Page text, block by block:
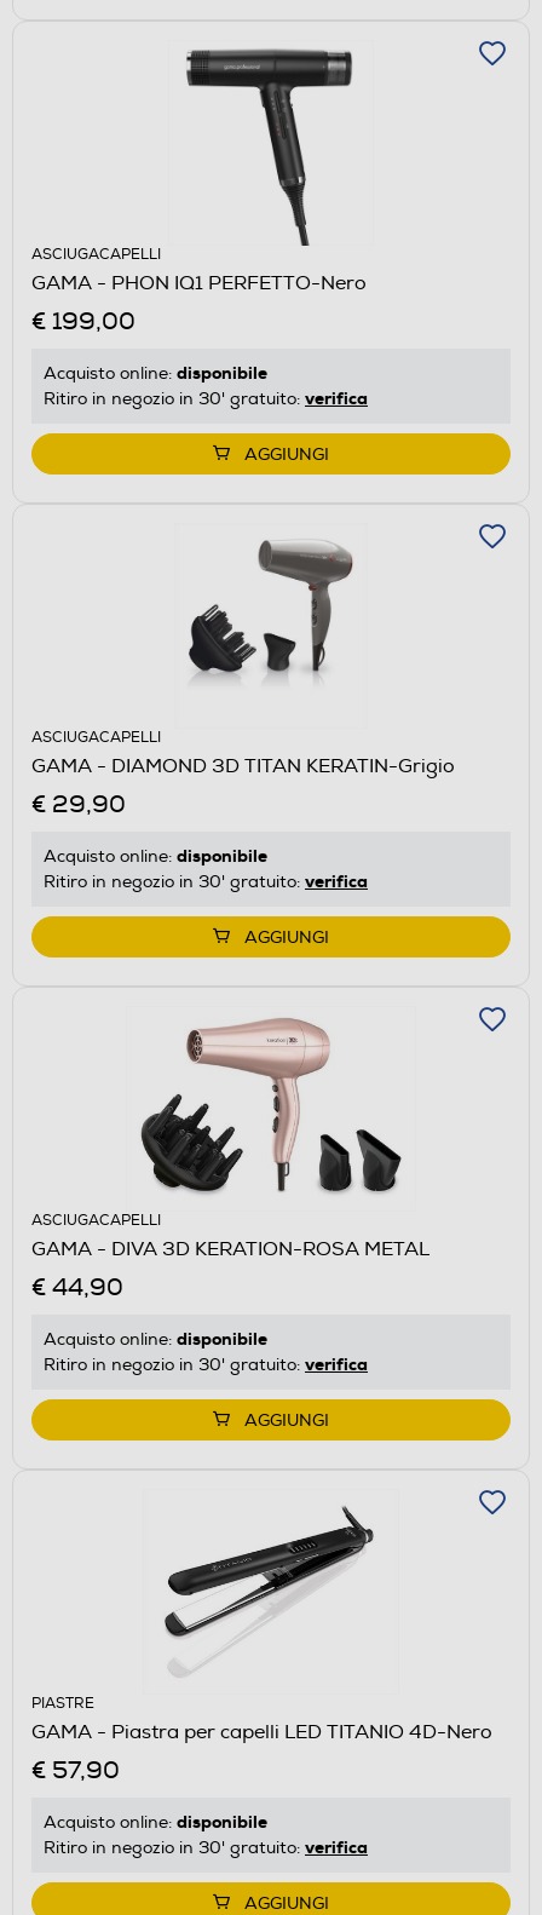
ASCIUGACAPELLI
GAMA - PHON IQ1 PERFETTO-Nero
€ 199,00
Acquisto online: disponibile
Ritiro in negozio in 30' gratuito: verifica
AGGIUNGI
ASCIUGACAPELLI
GAMA - DIAMOND 3D TITAN KERATIN-Grigio
€ 29,90
Acquisto online: disponibile
Ritiro in negozio in 30' gratuito: verifica
AGGIUNGI
ASCIUGACAPELLI
GAMA - DIVA 3D KERATION-ROSA METAL
€ 44,90
Acquisto online: disponibile
Ritiro in negozio in 30' gratuito: verifica
AGGIUNGI
PIASTRE
GAMA - Piastra per capelli LED TITANIO 4D-Nero
€ 57,90
Acquisto online: disponibile
Ritiro in negozio in 30' gratuito: verifica
AGGIUNGI